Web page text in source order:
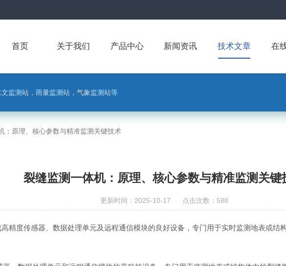
首页 关于我们 产品中心 新闻资讯 技术文章 在
监测站，雨量监测站，气象监测站等
：原理、核心参数与精准监测关键技术
裂缝监测一体机：原理、核心参数与精准监测关键
更新时间：2025-10-17 点击次数：588
精度传感器、数据处理单元及远程通信模块的良好设备，专门用于实时监测地表或结